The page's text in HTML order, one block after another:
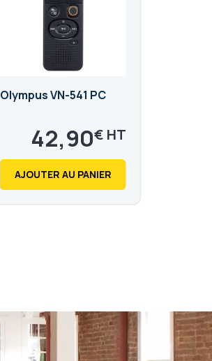
Olympus VN-541 PC
42,90€
51,48€
AJOUTER AU PANIER